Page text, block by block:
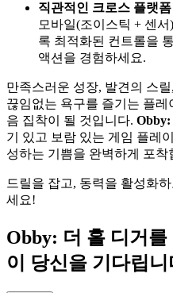
직관적인 크로스 플랫
모바일(조이스틱 + 센
록 최적화된 컨트롤을
액션을 경험하세요.
만족스러운 성장, 발견의 스
끊임없는 욕구를 즐기는 플
음 집착이 될 것입니다. Obby:
기 있고 보람 있는 게임 플레
성하는 기쁨을 완벽하게 포착
드릴을 잡고, 동력을 활성화
세요!
Obby: 더 홀 디거
이 당신을 기다립니